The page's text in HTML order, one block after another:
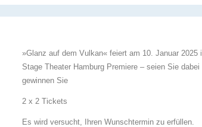
»Glanz auf dem Vulkan« feiert am 10. Januar 2025
Stage Theater Hamburg Premiere – seien Sie dabei
gewinnen Sie
2 x 2 Tickets
Es wird versucht, Ihren Wunschtermin zu erfüllen.